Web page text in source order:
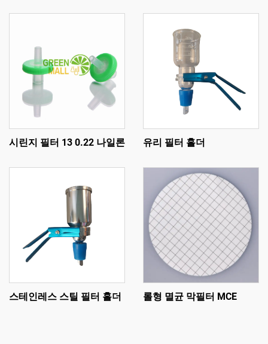
시린지 필터 13 0.22 나일론 유리 필터 홀더
스테인레스 스틸 필터 홀더 롤형 멸균 막필터 MCE